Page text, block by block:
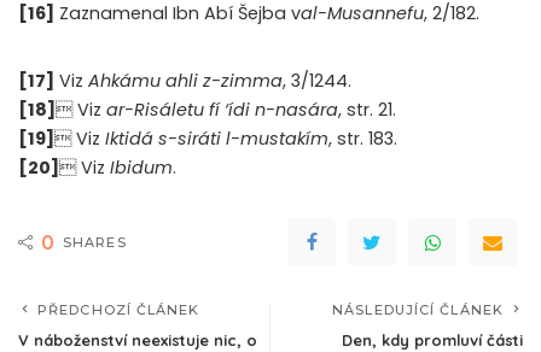
[16] Zaznamenal Ibn Abí Šejba val-Musannefu, 2/182.
[17] Viz Ahkámu ahli z-zimma, 3/1244.
[18]  Viz ar-Risáletu fí ‘ídi n-nasára, str. 21.
[19]  Viz Iktidá s-siráti l-mustakím, str. 183.
[20]  Viz Ibidum.
0 SHARES
PŘEDCHOZÍ ČLÁNEK
V náboženství neexistuje nic, o
NÁSLEDUJÍCÍ ČLÁNEK
Den, kdy promluví části